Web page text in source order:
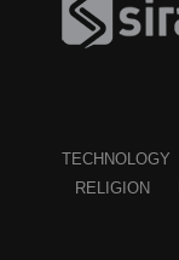
TECHNOLOGY
RELIGION